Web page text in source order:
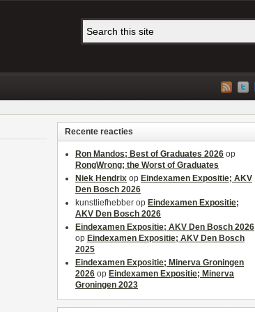
Recente reacties
Ron Mandos; Best of Graduates 2026 op
RongWrong; the Worst of Graduates
Niek Hendrix op Eindexamen Expositie; AKV
Den Bosch 2026
kunstliefhebber op Eindexamen Expositie;
AKV Den Bosch 2026
Eindexamen Expositie; AKV Den Bosch 2026
op Eindexamen Expositie; AKV Den Bosch
2025
Eindexamen Expositie; Minerva Groningen
2026 op Eindexamen Expositie; Minerva
Groningen 2023